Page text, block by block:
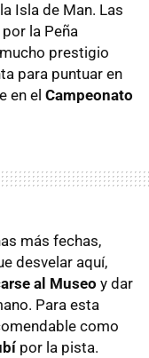
Isla de Man. Las
la Peña
prestigio
para puntuar en
en el Campeonato
más fechas,
desvelar aquí,
al Museo y dar
Para esta
como
por la pista.